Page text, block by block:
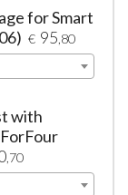
for Smart
€ 95 ,80
with
,70